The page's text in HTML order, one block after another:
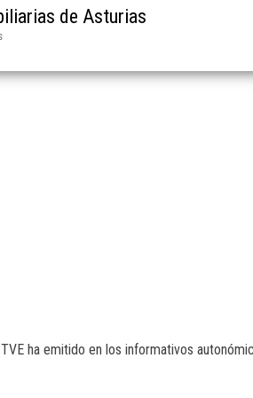
de Asturias
TVE ha emitido en los informativos